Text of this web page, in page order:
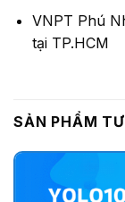
VNPT Phú
tại TP.HCM
SẢN PHẨM